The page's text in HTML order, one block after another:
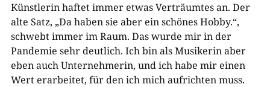
Künstlerin haftet immer etwas Verträumtes an. Der
alte Satz, „Da haben sie aber ein schönes Hobby.“,
schwebt immer im Raum. Das wurde mir in der
Pandemie sehr deutlich. Ich bin als Musikerin aber
eben auch Unternehmerin, und ich habe mir einen
Wert erarbeitet, für den ich mich aufrichten muss.